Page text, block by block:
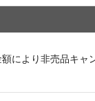
により非売品キャ